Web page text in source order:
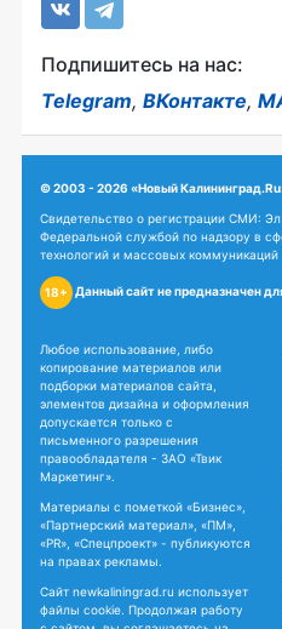
Подпишитесь на нас:
Telegram, ВКонтакте,
© 2003 - 2026 «Новый
Свидетельство о регистрации СМИ:
Федеральной службой по надзору в
технологий и массовых коммуникаций
18+ Данный сайт не предназначен
Любое использование, либо
копирование материалов или
подборки материалов сайта,
элементов дизайна и оформления
допускается только с
письменного разрешения
правообладателя - ЗАО «Твик
Маркетинг».
Материалы с пометкой «Бизнес»,
«Партнерский материал», «ПМ»,
«PR», «Спецпроект» - публикуются
на правах рекламы.
Сайт newkaliningrad.ru использует
файлы cookie. Продолжая работу